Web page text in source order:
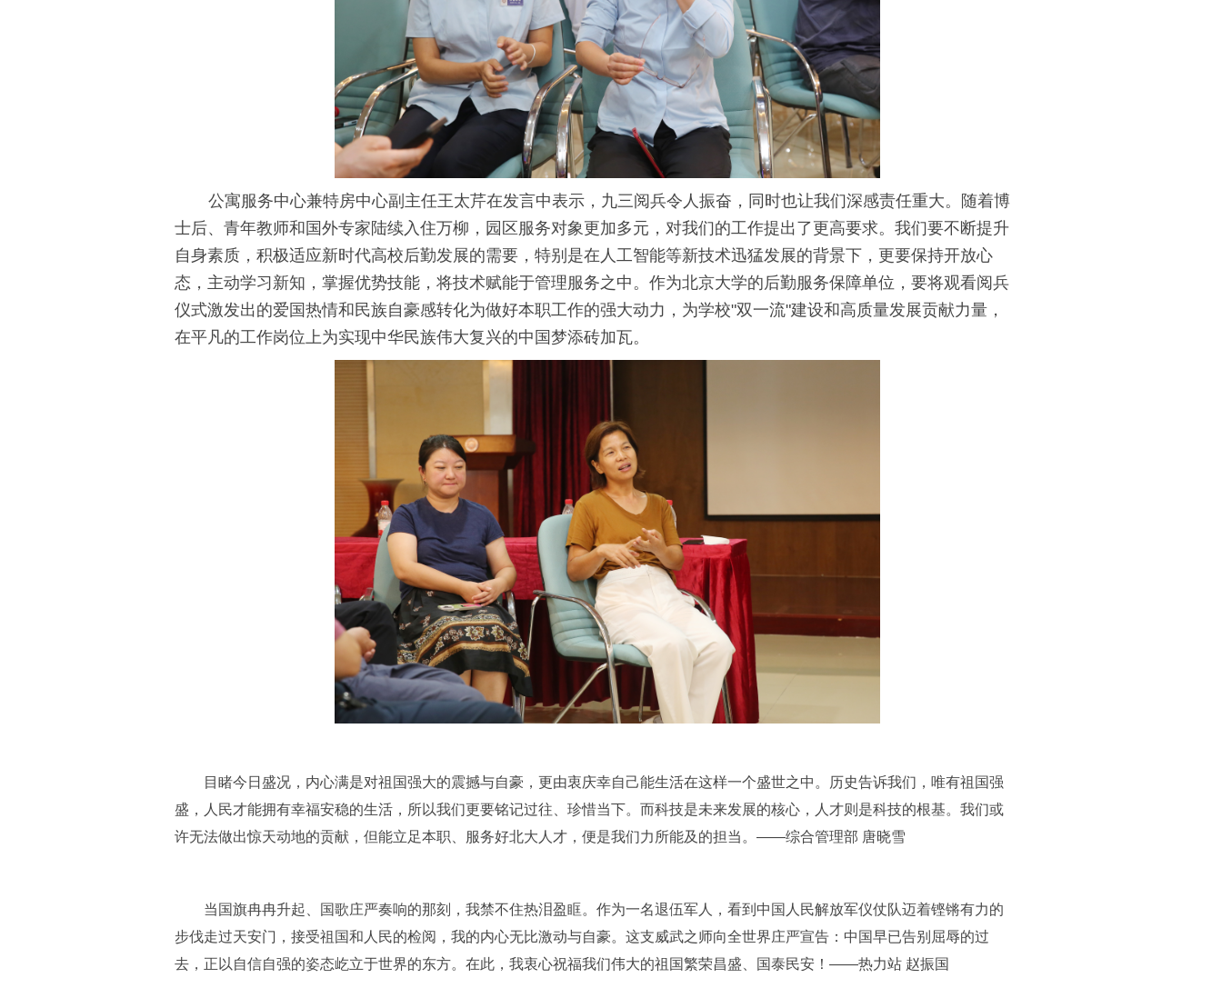
公寓服务中心兼特房中心副主任王太芹在发言中表示，九三阅兵令人振奋，同时也让我们深感责任重大。随着博
士后、青年教师和国外专家陆续入住万柳，园区服务对象更加多元，对我们的工作提出了更高要求。我们要不断提升
自身素质，积极适应新时代高校后勤发展的需要，特别是在人工智能等新技术迅猛发展的背景下，更要保持开放心
态，主动学习新知，掌握优势技能，将技术赋能于管理服务之中。作为北京大学的后勤服务保障单位，要将观看阅兵
仪式激发出的爱国热情和民族自豪感转化为做好本职工作的强大动力，为学校"双一流"建设和高质量发展贡献力量，
在平凡的工作岗位上为实现中华民族伟大复兴的中国梦添砖加瓦。
目睹今日盛况，内心满是对祖国强大的震撼与自豪，更由衷庆幸自己能生活在这样一个盛世之中。历史告诉我们，唯有祖国强
盛，人民才能拥有幸福安稳的生活，所以我们更要铭记过往、珍惜当下。而科技是未来发展的核心，人才则是科技的根基。我们或
许无法做出惊天动地的贡献，但能立足本职、服务好北大人才，便是我们力所能及的担当。——综合管理部 唐晓雪
当国旗冉冉升起、国歌庄严奏响的那刻，我禁不住热泪盈眶。作为一名退伍军人，看到中国人民解放军仪仗队迈着铿锵有力的
步伐走过天安门，接受祖国和人民的检阅，我的内心无比激动与自豪。这支威武之师向全世界庄严宣告：中国早已告别屈辱的过
去，正以自信自强的姿态屹立于世界的东方。在此，我衷心祝福我们伟大的祖国繁荣昌盛、国泰民安！——热力站 赵振国